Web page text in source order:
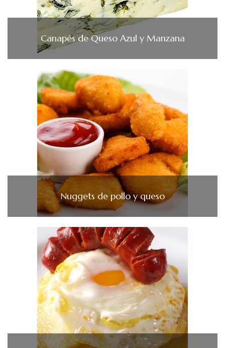
Canapés de Queso Azul y Manzana
Nuggets de pollo y queso